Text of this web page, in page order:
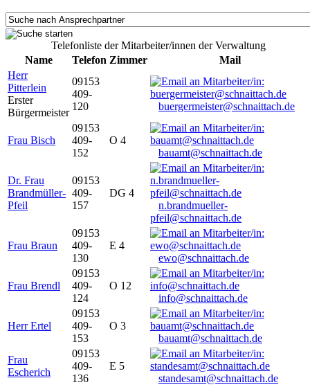
Telefonliste der Mitarbeiter/innen der Verwaltung
Name
Telefon Zimmer
Mail
Herr
Pitterlein
Erster
Bürgermeister
09153
409-
120
buergermeister@schnaittach.de
Frau Bisch
09153
409-
152
O 4
bauamt@schnaittach.de
Dr. Frau
Brandmüller-
Pfeil
09153
409-
157
DG 4
n.brandmueller-
pfeil@schnaittach.de
Frau Braun
09153
409-
130
E 4
ewo@schnaittach.de
Frau Brendl
09153
409-
124
O 12
info@schnaittach.de
Herr Ertel
09153
409-
153
O 3
bauamt@schnaittach.de
Frau
Escherich
09153
409-
136
E 5
standesamt@schnaittach.de